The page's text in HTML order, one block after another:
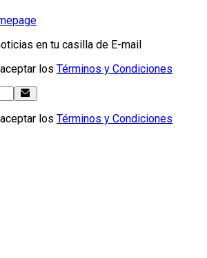
en tu casilla de E-mail
los Términos y Condiciones
los Términos y Condiciones